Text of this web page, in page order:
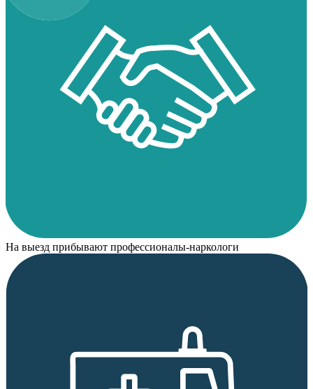
На выезд прибывают профессионалы-наркологи